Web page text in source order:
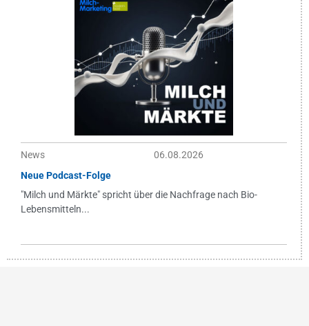
News
06.08.2026
Neue Podcast-Folge
"Milch und Märkte" spricht über die Nachfrage nach Bio-
Lebensmitteln...